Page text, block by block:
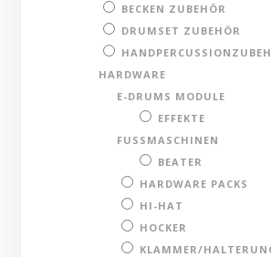
BECKEN ZUBEHÖR
DRUMSET ZUBEHÖR
HARDWARE
E-DRUMS MODULE
EFFEKTE
FUSSMASCHINEN
BEATER
HARDWARE PACKS
HI-HAT
HOCKER
KLAMMER/